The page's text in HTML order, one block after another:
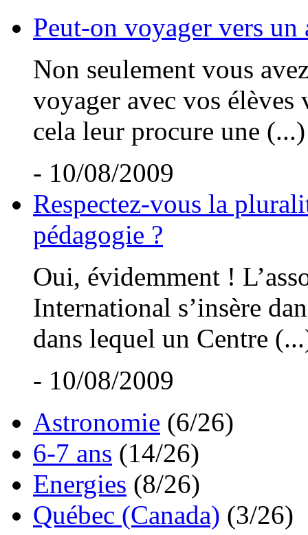
Peut-on voyager vers un
Non seulement vous
voyager avec vos élèves
cela leur procure une (...)
- 10/08/2009
Respectez-vous la
pédagogie ?
Oui, évidemment !
International s’insère
dans lequel un Centre
- 10/08/2009
Astronomie (6/26)
6-7 ans (14/26)
Energies (8/26)
Québec (Canada) (3/26)